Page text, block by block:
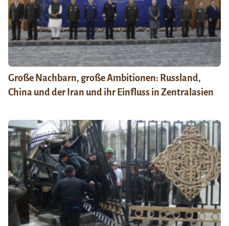
Große Nachbarn, große Ambitionen: Russland,
China und der Iran und ihr Einfluss in Zentralasien